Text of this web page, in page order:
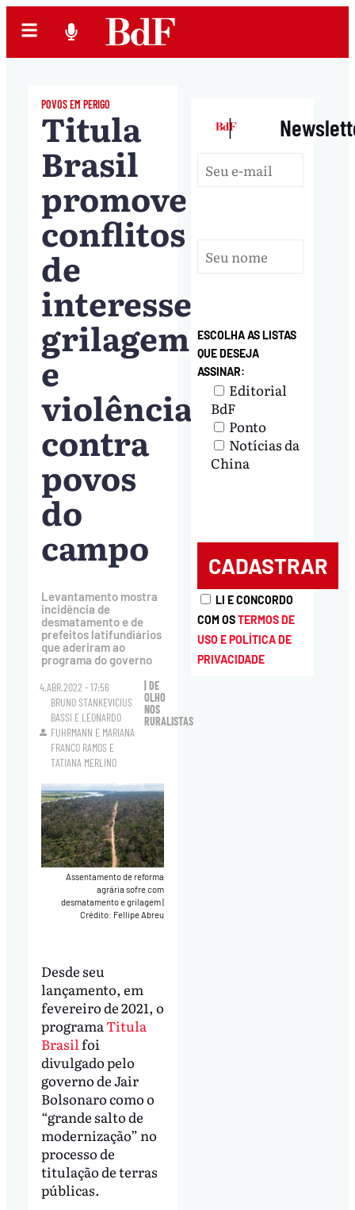
POVOS EM PERIGO
Titula
Brasil
promove
conflitos
de
interesse,
grilagem
e
violência
contra
povos
do
campo
Levantamento mostra
incidência de
desmatamento e de
prefeitos latifundiários
que aderiram ao
programa do governo
4.ABR.2022 - 17:56
BRUNO STANKEVICIUS
BASSI E LEONARDO
FUHRMANN E MARIANA
FRANCO RAMOS E
TATIANA MERLINO
| DE
OLHO
NOS
RURALISTAS
Assentamento de reforma
agrária sofre com
desmatamento e grilagem
Crédito: Fellipe Abreu
Desde seu
lançamento, em
fevereiro de 2021, o
programaTitula
Brasil foi
divulgado pelo
governo de Jair
Bolsonaro como o
“grande salto de
modernização” no
processo de
titulação de terras
públicas.
|
ESCOLHA AS LISTAS
QUE DESEJA
ASSINAR:
Editorial
BdF
Ponto
Notícias da
China
LI E CONCORDO
COM OSTERMOS DE
USO E POLÍTICA DE
PRIVACIDADE